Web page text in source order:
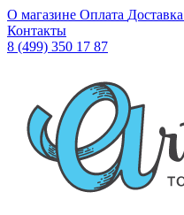
О магазине Оплата Доставка
Контакты
8 (499) 350 17 87